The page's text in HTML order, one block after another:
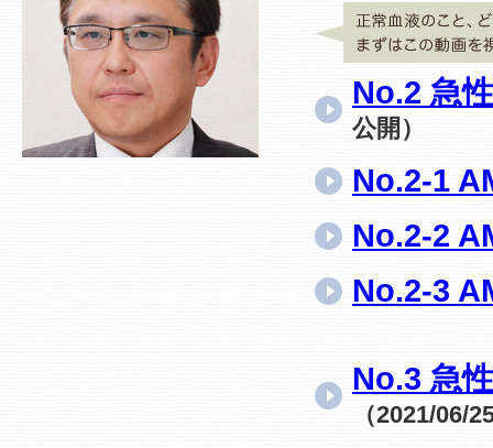
No.2 急
公開）
No.2-1
No.2-2
No.2-3
No.3 急
（2021/06/